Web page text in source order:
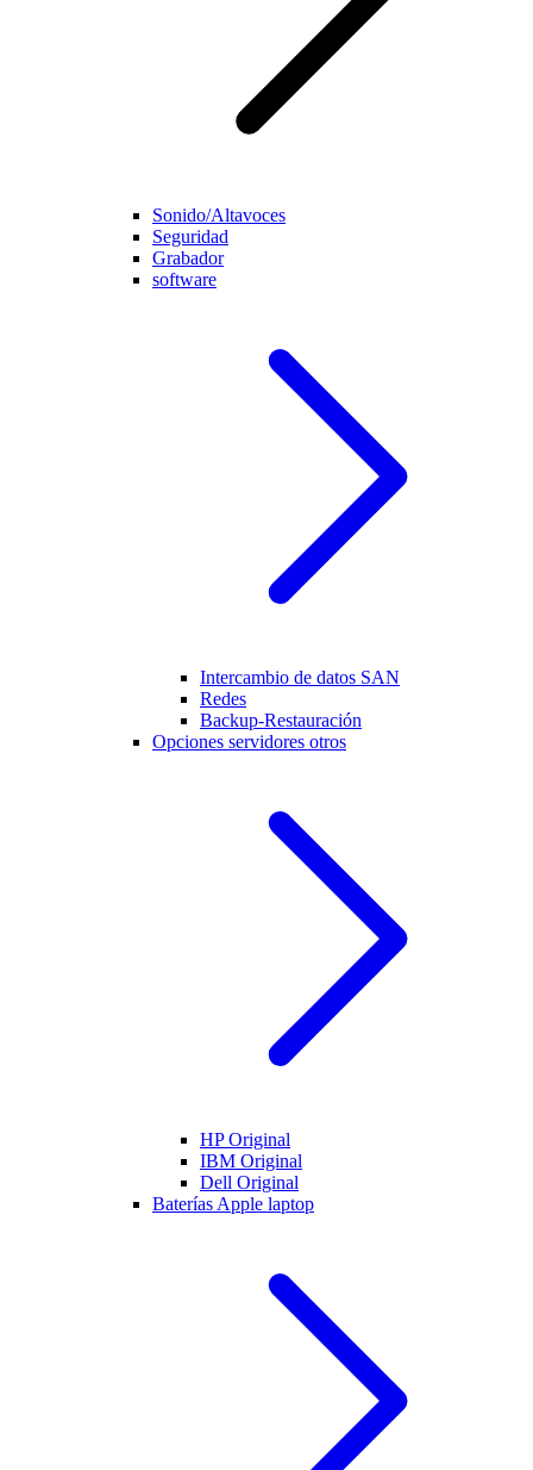
Sonido/Altavoces
Seguridad
Grabador
software
Intercambio de datos SAN
Redes
Backup-Restauración
Opciones servidores otros
HP Original
IBM Original
Dell Original
Baterías Apple laptop